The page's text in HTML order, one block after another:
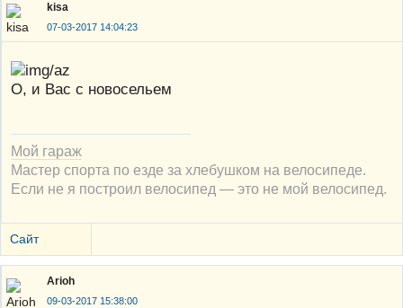
kisa
07-03-2017 14:04:23
О, и Вас с новосельем
Мой гараж
Мастер спорта по езде за хлебушком на велосипеде.
Если не я построил велосипед — это не мой велосипед.
Сайт
Arioh
09-03-2017 15:38:00